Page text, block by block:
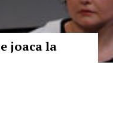
joaca la